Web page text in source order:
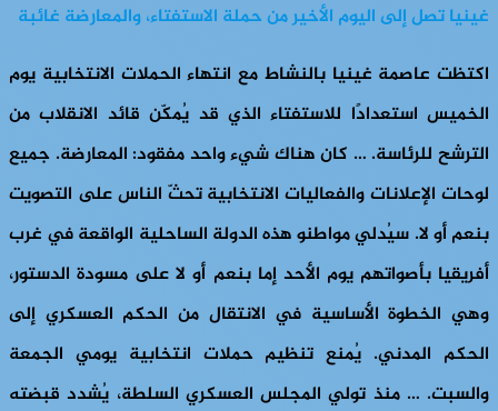
غينيا تصل إلى اليوم الأخير من حملة الاستفتاء، والمعارضة غائبة
اكتظت عاصمة غينيا بالنشاط مع انتهاء الحملات الانتخابية يوم
الخميس استعدادًا للاستفتاء الذي قد يُمكّن قائد الانقلاب من
الترشح للرئاسة. … كان هناك شيء واحد مفقود: المعارضة. جميع
لوحات الإعلانات والفعاليات الانتخابية تحثّ الناس على التصويت
بنعم أو لا. سيُدلي مواطنو هذه الدولة الساحلية الواقعة في غرب
أفريقيا بأصواتهم يوم الأحد إما بنعم أو لا على مسودة الدستور،
وهي الخطوة الأساسية في الانتقال من الحكم العسكري إلى
الحكم المدني. يُمنع تنظيم حملات انتخابية يومي الجمعة
والسبت. … منذ تولي المجلس العسكري السلطة، يُشدد قبضته